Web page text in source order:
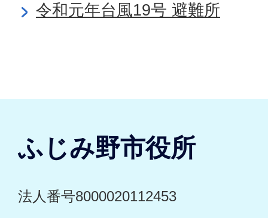
令和元年台風19号 避難所
ふじみ野市役所
法人番号8000020112453